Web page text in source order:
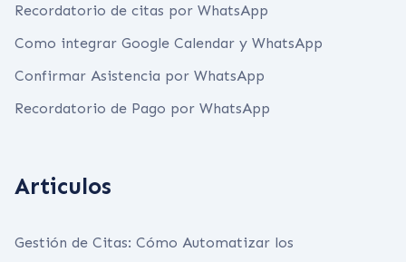
Recordatorio de citas por WhatsApp
Como integrar Google Calendar y WhatsApp
Confirmar Asistencia por WhatsApp
Recordatorio de Pago por WhatsApp
Articulos
Gestión de Citas: Cómo Automatizar los